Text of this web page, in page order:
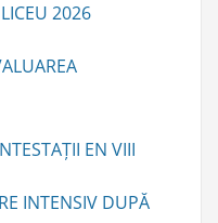
2026
EN VIII
INTENSIV DUPĂ